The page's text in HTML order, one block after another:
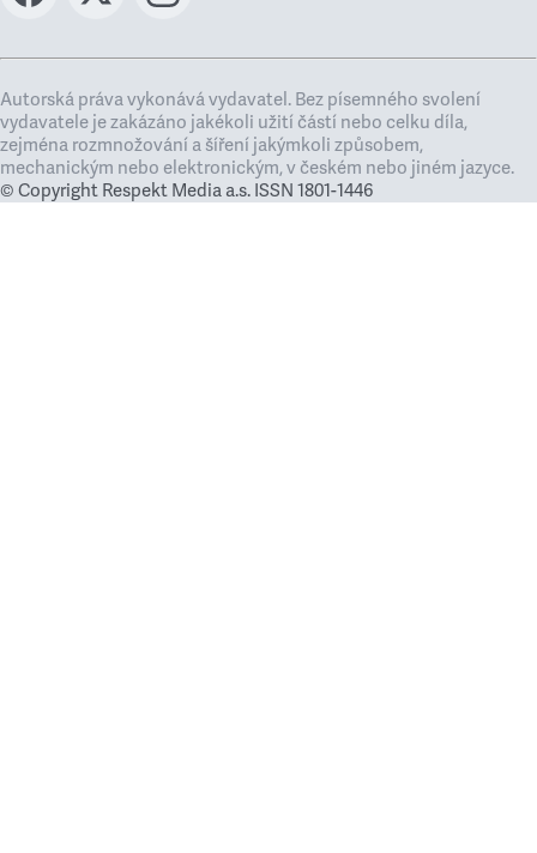
Autorská práva vykonává vydavatel. Bez písemného svolení
vydavatele je zakázáno jakékoli užití částí nebo celku díla,
zejména rozmnožování a šíření jakýmkoli způsobem,
mechanickým nebo elektronickým, v českém nebo jiném jazyce.
© Copyright Respekt Media a.s. ISSN 1801-1446